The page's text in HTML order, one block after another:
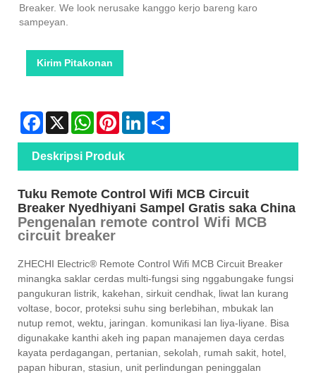
Breaker. We look nerusake kanggo kerjo bareng karo
sampeyan.
Kirim Pitakonan
Facebook
X WhatsAppPinterestLinkedIn
Deskripsi Produk
Tuku Remote Control Wifi MCB Circuit
Breaker Nyedhiyani Sampel Gratis saka China
Pengenalan remote control Wifi MCB
circuit breaker
ZHECHI Electric® Remote Control Wifi MCB Circuit Breaker
minangka saklar cerdas multi-fungsi sing nggabungake fungsi
pangukuran listrik, kakehan, sirkuit cendhak, liwat lan kurang
voltase, bocor, proteksi suhu sing berlebihan, mbukak lan
nutup remot, wektu, jaringan. komunikasi lan liya-liyane. Bisa
digunakake kanthi akeh ing papan manajemen daya cerdas
kayata perdagangan, pertanian, sekolah, rumah sakit, hotel,
papan hiburan, stasiun, unit perlindungan peninggalan